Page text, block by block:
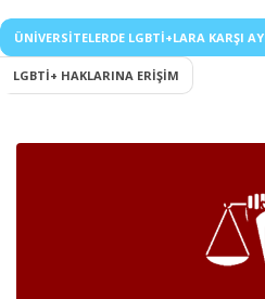
ÜNIVERSITELERDE LGBTİ+LARA KARŞI
LGBTİ+ HAKLARINA ERIŞIM